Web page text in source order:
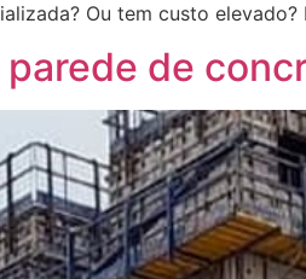
Ou tem custo
parede de